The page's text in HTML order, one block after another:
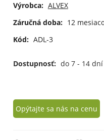
Výrobca: ALVEX
Záručná doba: 12
Kód: ADL-3
Dostupnosť: do 7 - 14 dní
Opýtajte sa nás na cenu